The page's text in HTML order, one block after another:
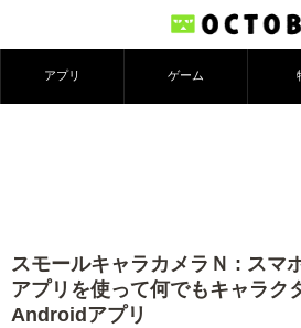
アプリ ゲーム
スモールキャラカメラＮ : スマ
アプリを使って何でもキャラク
Androidアプリ